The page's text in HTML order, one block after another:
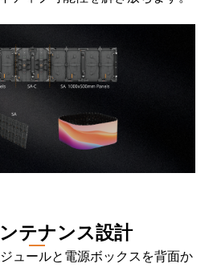
テナンス設計
ュールと電源ボックスを背面か